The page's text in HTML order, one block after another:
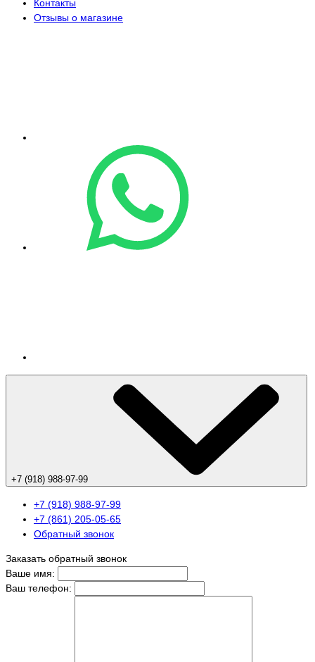
Контакты
Отзывы о магазине
+7 (918) 988-97-99
+7 (918) 988-97-99
+7 (861) 205-05-65
Обратный звонок
Заказать обратный звонок
Ваше имя:
Ваш телефон: